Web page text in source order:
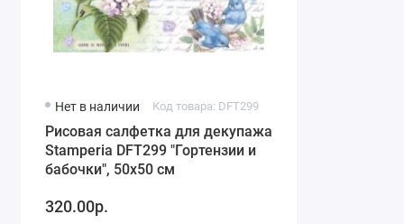
Нет в наличии Код товара: DFT299
Рисовая салфетка для декупажа
Stamperia DFT299 "Гортензии и
бабочки", 50х50 см
320.00р.